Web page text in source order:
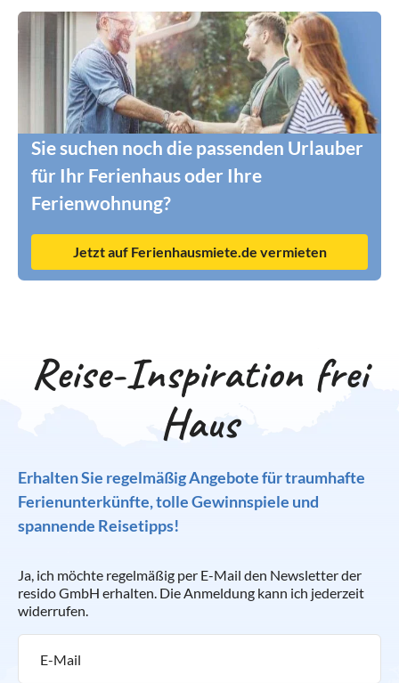
Sie suchen noch die passenden Urlauber
für Ihr Ferienhaus oder Ihre
Ferienwohnung?
Jetzt auf Ferienhausmiete.de vermieten
Reise-Inspiration frei
Haus
Erhalten Sie regelmäßig Angebote für traumhafte
Ferienunterkünfte, tolle Gewinnspiele und
spannende Reisetipps!
Ja, ich möchte regelmäßig per E-Mail den Newsletter der
resido GmbH erhalten. Die Anmeldung kann ich jederzeit
widerrufen.